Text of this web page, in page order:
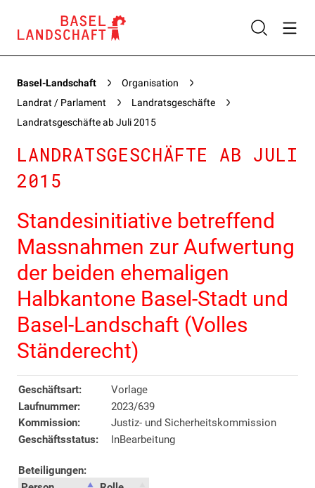
Basel-Landschaft
Organisation
Landrat / Parlament
Landratsgeschäfte
Landratsgeschäfte ab Juli 2015
LANDRATSGESCHÄFTE AB JULI
2015